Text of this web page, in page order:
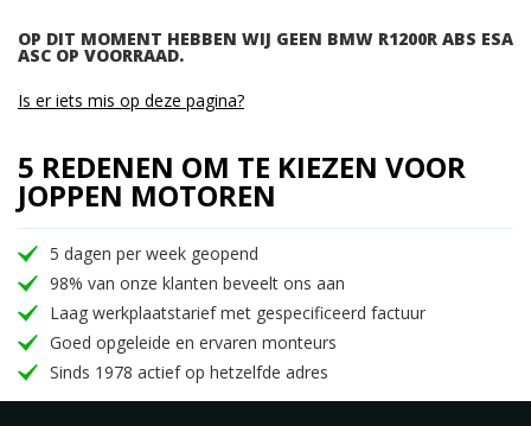
OP DIT MOMENT HEBBEN WIJ GEEN BMW R1200R ABS ESA
ASC OP VOORRAAD.
Is er iets mis op deze pagina?
5 REDENEN OM TE KIEZEN VOOR
JOPPEN MOTOREN
5 dagen per week geopend
98% van onze klanten beveelt ons aan
Laag werkplaatstarief met gespecificeerd factuur
Goed opgeleide en ervaren monteurs
Sinds 1978 actief op hetzelfde adres